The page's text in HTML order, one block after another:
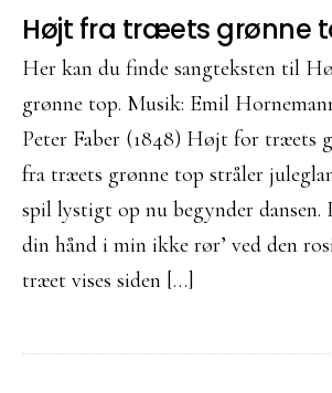
Højt fra træets grønne
Her kan du finde sangteksten til
grønne top. Musik: Emil
Peter Faber (1848) Højt for træets
fra træets grønne top stråler
spil lystigt op nu begynder dansen.
din hånd i min ikke rør’ ved den
træet vises siden […]